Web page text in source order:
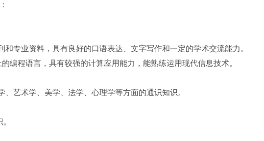
专业资料，具有良好的口语表达、文字写作和一定的学术交流能力。
的编程语言，具有较强的计算应用能力，能熟练运用现代信息技术。
艺术学、美学、法学、心理学等方面的通识知识。